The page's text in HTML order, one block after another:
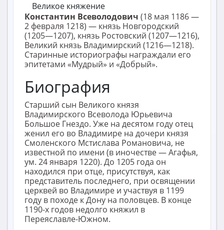
Великое княжение
Константин Всеволодович (18 мая 1186 —
2 февраля 1218) — князь Новгородский
(1205—1207), князь Ростовский (1207—1216),
Великий князь Владимирский (1216—1218).
Старинные историографы награждали его
эпитетами «Мудрый» и «Добрый».
Биография
Старший сын Великого князя
Владимирского Всеволода Юрьевича
Большое Гнездо. Уже на десятом году отец
женил его во Владимире на дочери князя
Смоленского Мстислава Романовича, не
известной по имени (в иночестве — Агафья,
ум. 24 января 1220). До 1205 года он
находился при отце, присутствуя, как
представитель последнего, при освящении
церквей во Владимире и участвуя в 1199
году в походе к Дону на половцев. В конце
1190-х годов недолго княжил в
Переяславле-Южном.